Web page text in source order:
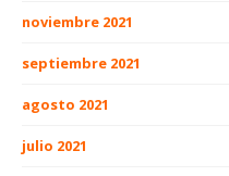
noviembre 2021
septiembre 2021
agosto 2021
julio 2021